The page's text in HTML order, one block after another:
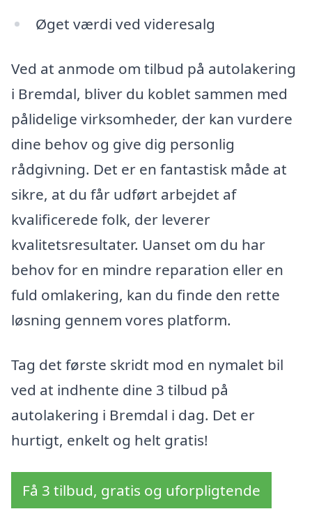
Øget værdi ved videresalg
Ved at anmode om tilbud på autolakering
i Bremdal, bliver du koblet sammen med
pålidelige virksomheder, der kan vurdere
dine behov og give dig personlig
rådgivning. Det er en fantastisk måde at
sikre, at du får udført arbejdet af
kvalificerede folk, der leverer
kvalitetsresultater. Uanset om du har
behov for en mindre reparation eller en
fuld omlakering, kan du finde den rette
løsning gennem vores platform.
Tag det første skridt mod en nymalet bil
ved at indhente dine 3 tilbud på
autolakering i Bremdal i dag. Det er
hurtigt, enkelt og helt gratis!
Få 3 tilbud, gratis og uforpligtende